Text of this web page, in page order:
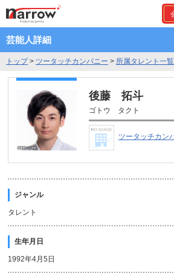
芸能人詳細
トップ> ツータッチカンパニー > 所属タレント一覧
後藤 拓斗
ゴトウ タクト
ツータッチカン
ジャンル
タレント
生年月日
1992年4月5日